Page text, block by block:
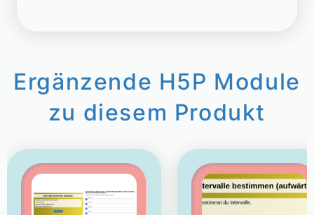
Ergänzende H5P Module
zu diesem Produkt